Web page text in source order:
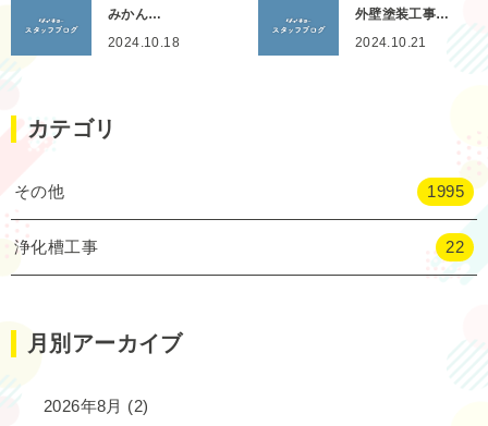
みかん…
2024.10.18
外壁塗装工事…
2024.10.21
カテゴリ
その他 1995
浄化槽工事 22
月別アーカイブ
2026年8月 (2)